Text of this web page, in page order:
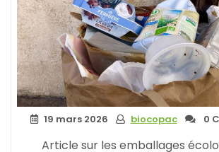
19 mars 2026 biocopac 0
Article sur les emballages